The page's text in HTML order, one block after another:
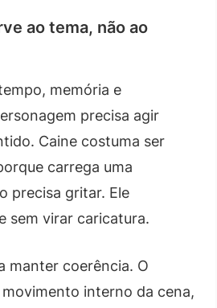
ao tema, não ao
memória e
precisa agir
Caine costuma ser
carrega uma
precisa gritar. Ele
sem virar caricatura.
manter coerência. O
interno da cena,